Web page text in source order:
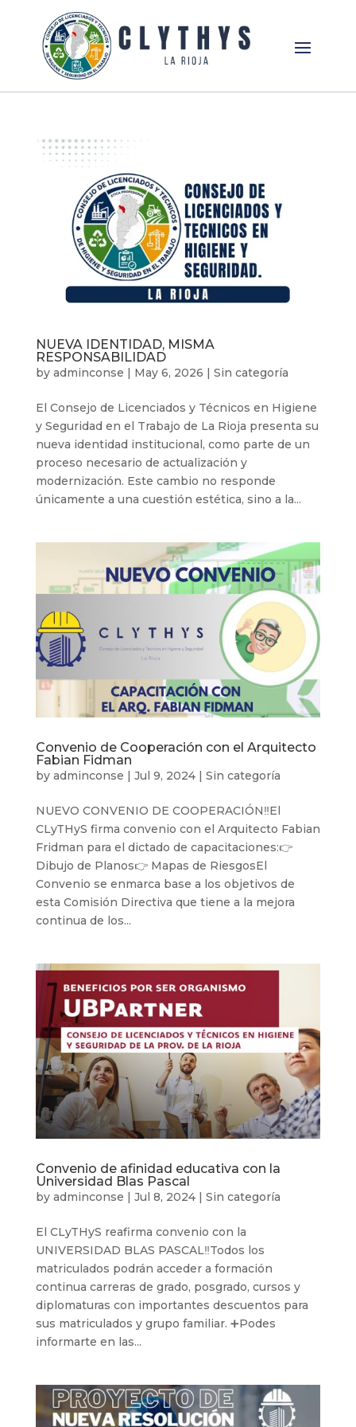
NUEVA IDENTIDAD, MISMA
RESPONSABILIDAD
by adminconse | May 6, 2026 | Sin categoría
El Consejo de Licenciados y Técnicos en Higiene
y Seguridad en el Trabajo de La Rioja presenta su
nueva identidad institucional, como parte de un
proceso necesario de actualización y
modernización. Este cambio no responde
únicamente a una cuestión estética, sino a la...
Convenio de Cooperación con el Arquitecto
Fabian Fidman
by adminconse | Jul 9, 2024| Sin categoría
NUEVO CONVENIO DE COOPERACIÓN‼El
CLyTHyS firma convenio con el Arquitecto Fabian
Fridman para el dictado de capacitaciones:👉
Dibujo de Planos👉 Mapas de RiesgosEl
Convenio se enmarca base a los objetivos de
esta Comisión Directiva que tiene a la mejora
continua de los...
Convenio de afinidad educativa con la
Universidad Blas Pascal
by adminconse | Jul 8, 2024| Sin categoría
El CLyTHyS reafirma convenio con la
UNIVERSIDAD BLAS PASCAL‼Todos los
matriculados podrán acceder a formación
continua carreras de grado, posgrado, cursos y
diplomaturas con importantes descuentos para
sus matriculados y grupo familiar. ➕Podes
informarte en las...